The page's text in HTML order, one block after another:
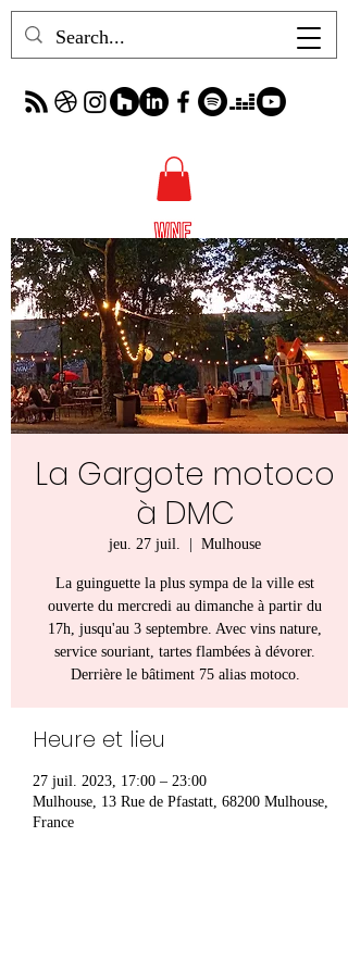
La Gargote motoco
à DMC
jeu. 27 juil.
  |
Mulhouse
La guinguette la plus sympa de la ville est
ouverte du mercredi au dimanche à partir du
17h, jusqu'au 3 septembre. Avec vins nature,
service souriant, tartes flambées à dévorer.
Derrière le bâtiment 75 alias motoco.
Heure et lieu
27 juil. 2023, 17:00 – 23:00
Mulhouse, 13 Rue de Pfastatt, 68200 Mulhouse,
France